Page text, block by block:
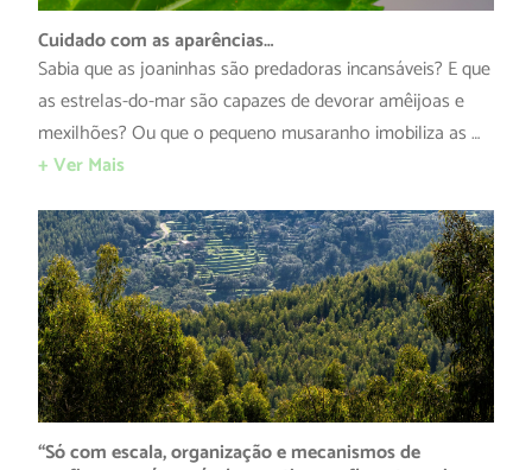
Cuidado com as aparências…
Sabia que as joaninhas são predadoras incansáveis? E que
as estrelas-do-mar são capazes de devorar amêijoas e
mexilhões? Ou que o pequeno musaranho imobiliza as …
+ Ver Mais
“Só com escala, organização e mecanismos de